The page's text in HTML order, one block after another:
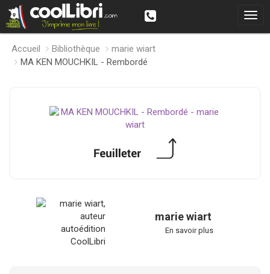
Accueil Bibliothèque
marie wiart
MA KEN MOUCHKIL - Rembordé
marie wiart
En savoir plus